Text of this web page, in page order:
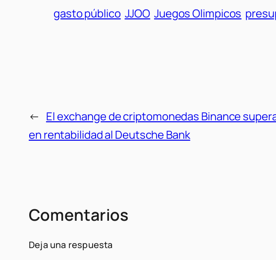
gasto público JJOO Juegos Olimpicos
← El exchange de criptomonedas Binance
en rentabilidad al Deutsche Bank
Comentarios
Deja una respuesta